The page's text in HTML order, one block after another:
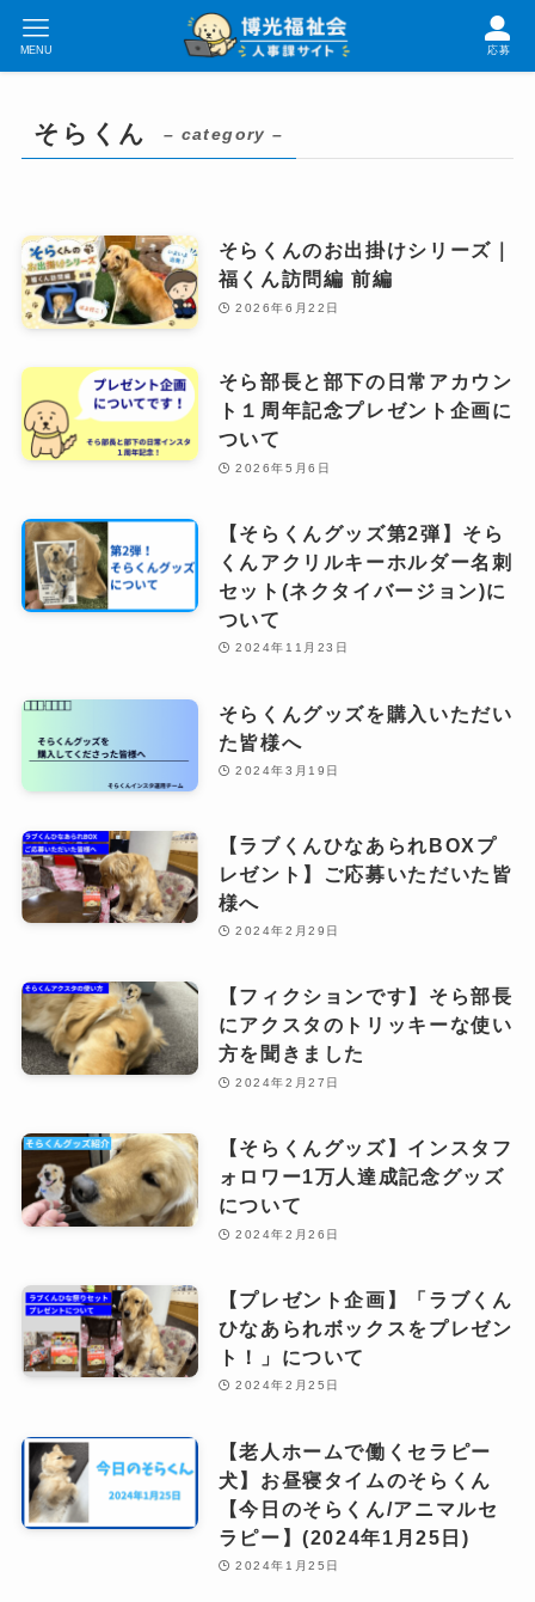
応募
MENU
そらくん – category –
そらくんのお出掛けシリーズ｜
福くん訪問編 前編
2026年6月22日
そら部長と部下の日常アカウン
ト１周年記念プレゼント企画に
ついて
2026年5月6日
【そらくんグッズ第2弾】そら
くんアクリルキーホルダー名刺
セット(ネクタイバージョン)に
ついて
2024年11月23日
そらくんグッズを購入いただい
た皆様へ
2024年3月19日
【ラブくんひなあられBOXプ
レゼント】ご応募いただいた皆
様へ
2024年2月29日
【フィクションです】そら部長
にアクスタのトリッキーな使い
方を聞きました
2024年2月27日
【そらくんグッズ】インスタフ
ォロワー1万人達成記念グッズ
について
2024年2月26日
【プレゼント企画】「ラブくん
ひなあられボックスをプレゼン
ト！」について
2024年2月25日
【老人ホームで働くセラピー
犬】お昼寝タイムのそらくん
【今日のそらくん/アニマルセ
ラピー】(2024年1月25日)
2024年1月25日